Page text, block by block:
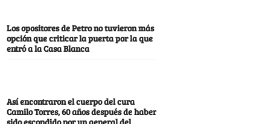
Los opositores de Petro no tuvieron más
opción que criticar la puerta por la que
entró a la Casa Blanca
Así encontraron el cuerpo del cura
Camilo Torres, 60 años después de haber
sido escondido por un general del